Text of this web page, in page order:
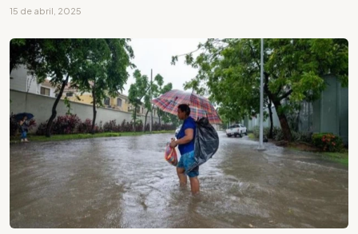
15 de abril, 2025